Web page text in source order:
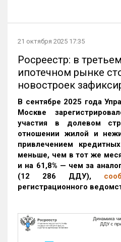
21 октября 2025 17:35
Росреестр: в
ипотечном рынке
новостроек
В сентябре 2025 года
Москве
участия в долевом
отношении жилой и
привлечением
меньше, чем в тот же
и на 61,8% — чем за
(12 286 ДДУ),
регистрационного